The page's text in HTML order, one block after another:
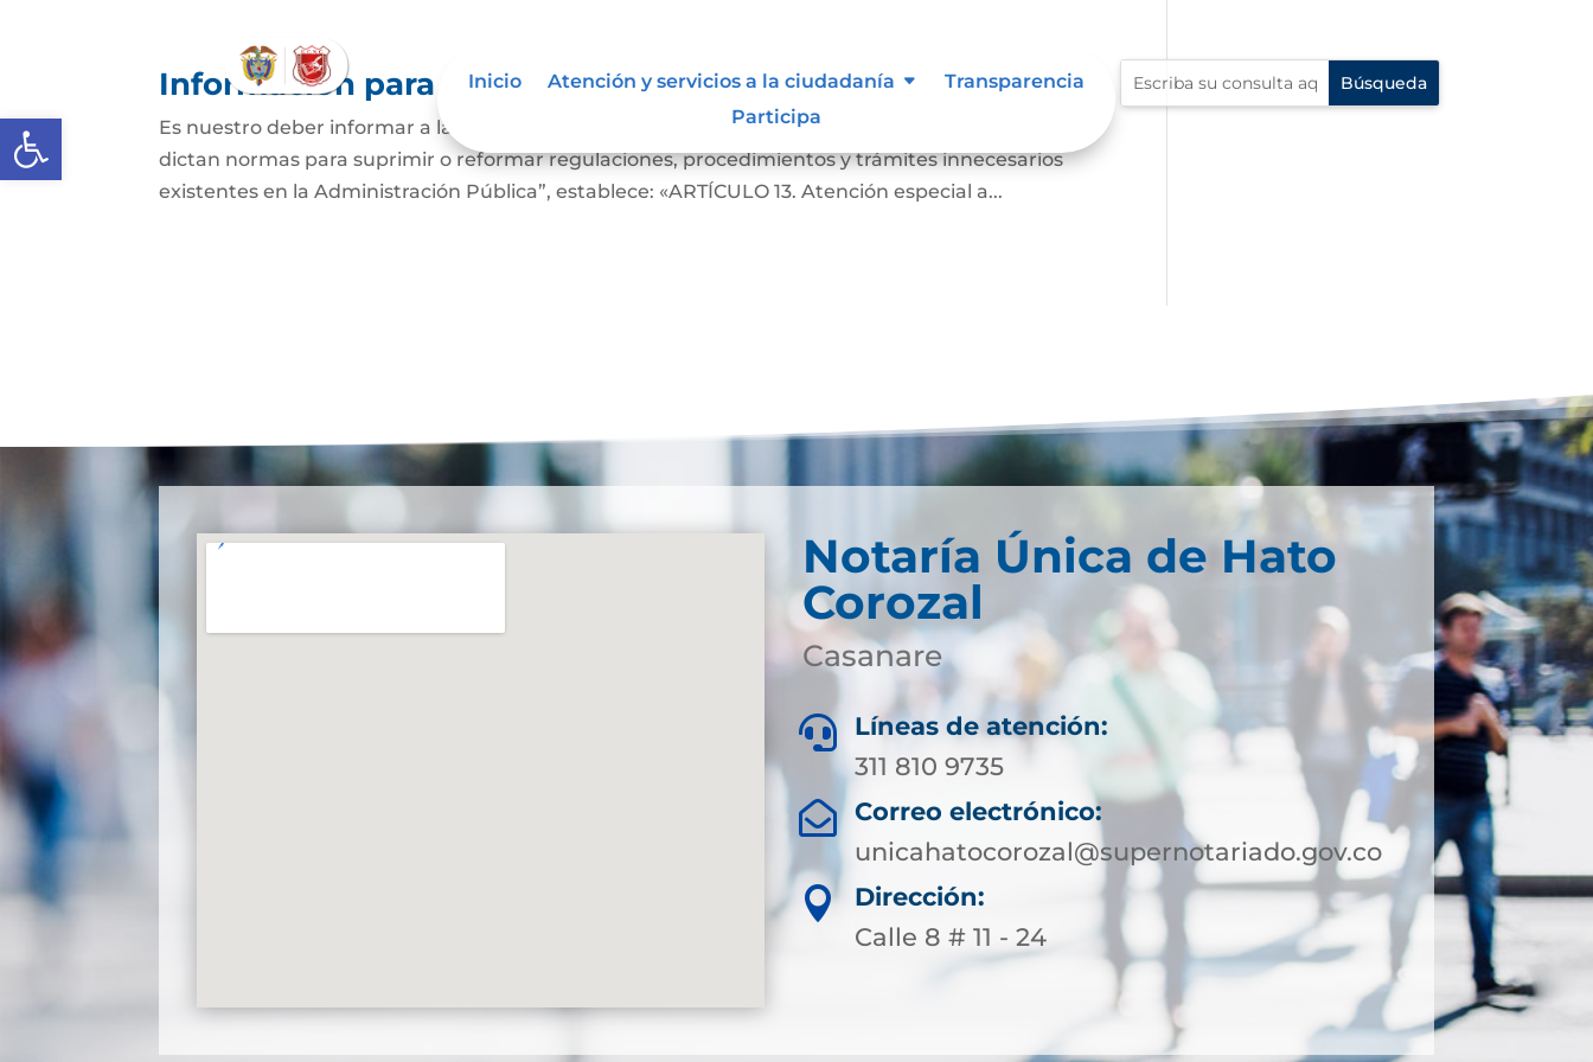
Abrir barra de herramientas
Inicio Atención y servicios a la ciudadanía
Transparencia
Participa
Información para Mujeres.
Es nuestro deber informar a la comunidad que el DECRETO 19 DEL AÑO 2012 “Por el cual se
dictan normas para suprimir o reformar regulaciones, procedimientos y trámites innecesarios
existentes en la Administración Pública”, establece: «ARTÍCULO 13. Atención especial a...
Notaría Única de Hato
Corozal
Casanare

Líneas de atención:
311 810 9735

Correo electrónico:
unicahatocorozal@supernotariado.gov.co

Dirección:
Calle 8 # 11 - 24